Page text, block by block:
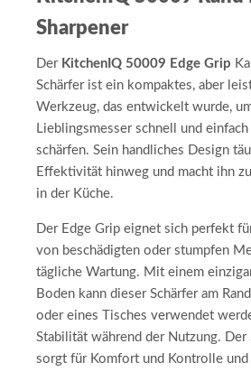
Sharpener
Der KitchenIQ 50009 Edge Grip
Schärfer ist ein kompaktes, aber
Werkzeug, das entwickelt wurde,
Lieblingsmesser schnell und
schärfen. Sein handliches Design
Effektivität hinweg und macht ihn
in der Küche.
Der Edge Grip eignet sich perfekt
von beschädigten oder stumpfen
tägliche Wartung. Mit einem
Boden kann dieser Schärfer am
oder eines Tisches verwendet
Stabilität während der Nutzung.
sorgt für Komfort und Kontrolle und